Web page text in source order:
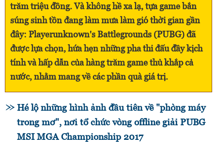
trăm triệu đồng. Và không hề xa lạ, tựa game bắn
súng sinh tồn đang làm mưa làm gió thời gian gần
đây: Playerunknown's Battlegrounds (PUBG) đã
được lựa chọn, hứa hẹn những pha thi đấu đầy kịch
tính và hấp dẫn của hàng trăm game thủ khắp cả
nước, nhằm mang về các phần quà giá trị.
Hé lộ những hình ảnh đầu tiên về "phòng máy
trong mơ", nơi tổ chức vòng offline giải PUBG
MSI MGA Championship 2017